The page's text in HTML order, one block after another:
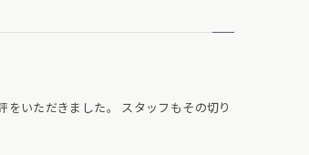
いただきました。 スタッフもその切り